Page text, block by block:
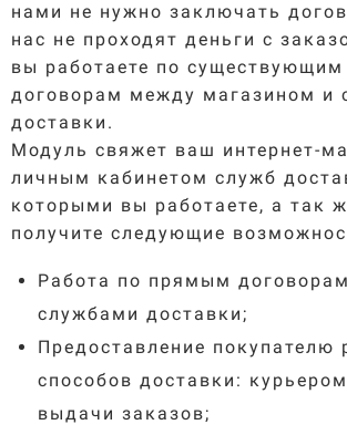
нами не нужно заключать
нас не проходят деньги с
вы работаете по
договорам между магазином и
доставки.
Модуль свяжет ваш интернет-
личным кабинетом служб
которыми вы работаете, а так
получите следующие
Работа по прямым
службами доставки;
Предоставление покупателю
способов доставки:
выдачи заказов;